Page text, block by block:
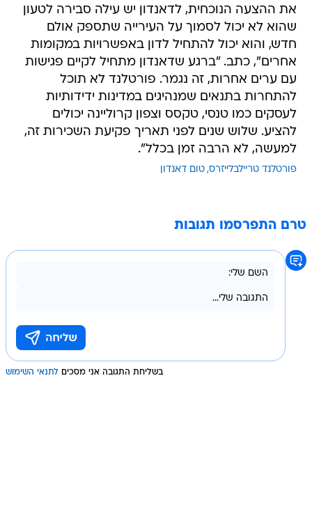
את ההצעה הנוכחית, לדאנדון יש עילה סבירה לטעון
שהוא לא יכול לסמוך על העירייה שתספק אולם
חדש, והוא יכול להתחיל לדון באפשרויות במקומות
אחרים", כתב. "ברגע שדאנדון מתחיל לקיים פגישות
עם ערים אחרות, זה נגמר. פורטלנד לא תוכל
להתחרות בתנאים שמנהיגים במדינות ידידותיות
לעסקים כמו טנסי, טקסס וצפון קרוליינה יכולים
להציע. שלוש שנים לפני תאריך פקיעת השכירות זה,
למעשה, לא הרבה זמן בכלל".
פורטלנד טריילבלייזרס טום דאנדון
טרם התפרסמו תגובות
בשליחת התגובה אני מסכים לתנאי השימוש